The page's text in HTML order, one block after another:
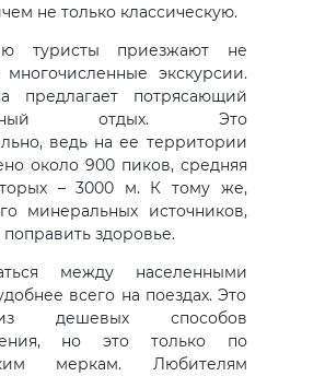
не только классическую.
туристы приезжают не
экскурсии.
предлагает потрясающий
отдых. Это
ведь на ее территории
около 900 пиков, средняя
– 3000 м. К тому же,
минеральных источников,
здоровье.
между населенными
всего на поездах. Это
дешевых способов
но это только по
меркам. Любителям